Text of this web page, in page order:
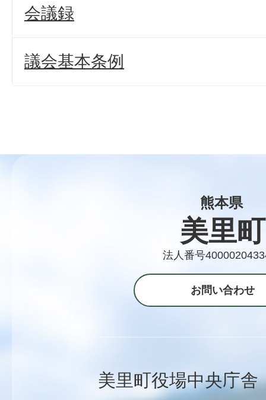
会議録
議会基本条例
熊本県
美里町
法人番号
お問い合わせ
美里町役場中央庁舎